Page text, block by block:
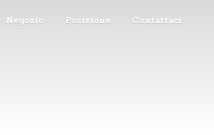
Negozio Posizione Contattaci